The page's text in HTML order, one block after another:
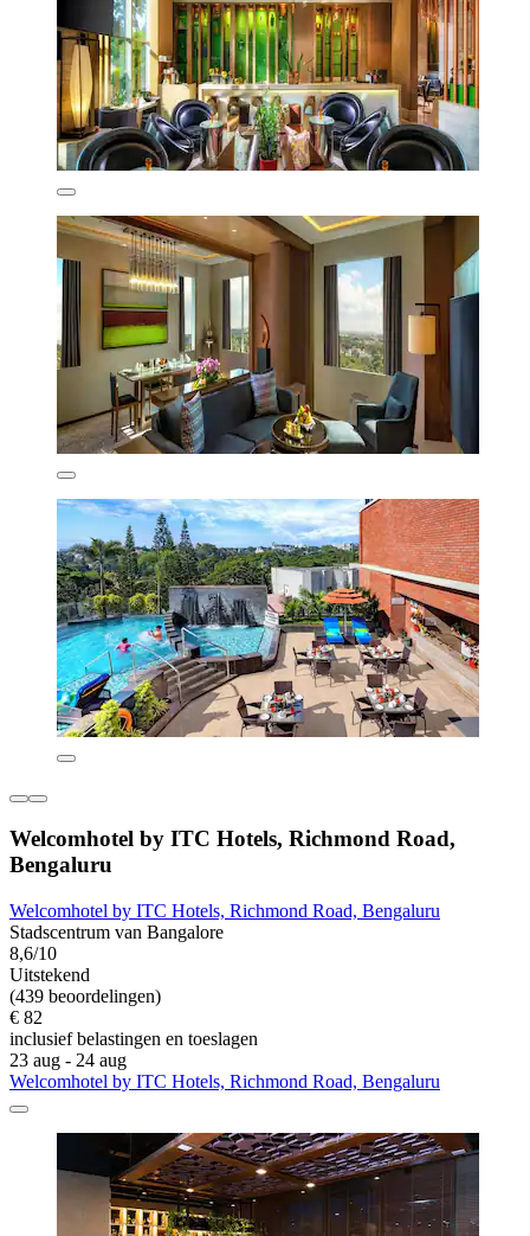
Welcomhotel by ITC Hotels, Richmond Road,
Bengaluru
Welcomhotel by ITC Hotels, Richmond Road, Bengaluru
Stadscentrum van Bangalore
8,6/10
Uitstekend
(439 beoordelingen)
€ 82
inclusief belastingen en toeslagen
23 aug - 24 aug
Welcomhotel by ITC Hotels, Richmond Road, Bengaluru